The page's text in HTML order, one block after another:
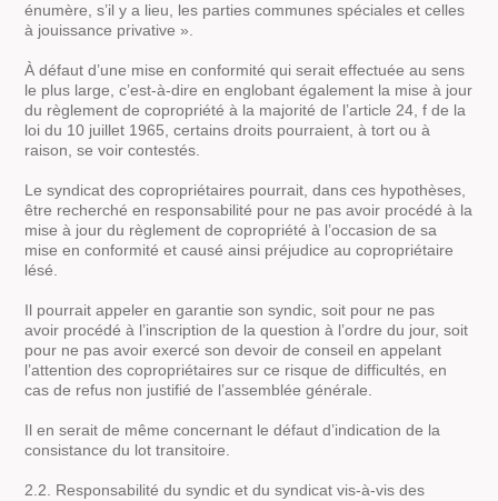
énumère, s’il y a lieu, les parties communes spéciales et celles
à jouissance privative ».
À défaut d’une mise en conformité qui serait effectuée au sens
le plus large, c’est-à-dire en englobant également la mise à jour
du règlement de copropriété à la majorité de l’article 24, f de la
loi du 10 juillet 1965, certains droits pourraient, à tort ou à
raison, se voir contestés.
Le syndicat des copropriétaires pourrait, dans ces hypothèses,
être recherché en responsabilité pour ne pas avoir procédé à la
mise à jour du règlement de copropriété à l’occasion de sa
mise en conformité et causé ainsi préjudice au copropriétaire
lésé.
Il pourrait appeler en garantie son syndic, soit pour ne pas
avoir procédé à l’inscription de la question à l’ordre du jour, soit
pour ne pas avoir exercé son devoir de conseil en appelant
l’attention des copropriétaires sur ce risque de difficultés, en
cas de refus non justifié de l’assemblée générale.
Il en serait de même concernant le défaut d’indication de la
consistance du lot transitoire.
2.2. Responsabilité du syndic et du syndicat vis-à-vis des